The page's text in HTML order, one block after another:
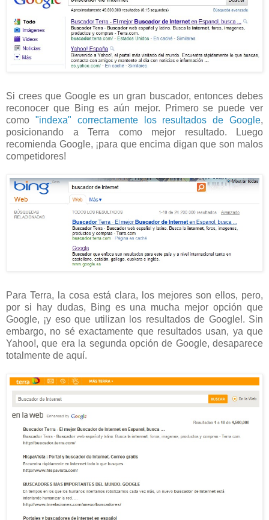
Si crees que Google es un gran buscador, entonces debes
reconocer que Bing es aún mejor. Primero se puede ver
como "indexa" correctamente los resultados de Google,
posicionando a Terra como mejor resultado. Luego
recomienda Google, ¡para que encima digan que son malos
competidores!
Para Terra, la cosa está clara, los mejores son ellos, pero,
por si hay dudas, Bing es una mucha mejor opción que
Google, ¡y eso que utilizan los resultados de Google!. Sin
embargo, no sé exactamente que resultados usan, ya que
Yahoo!, que era la segunda opción de Google, desaparece
totalmente de aquí.